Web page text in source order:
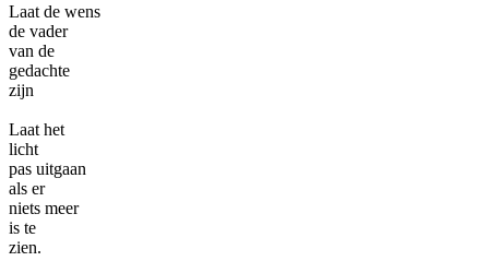
Laat de wens
de vader
van de
gedachte
zijn
Laat het
licht
pas uitgaan
als er
niets meer
is te
zien.